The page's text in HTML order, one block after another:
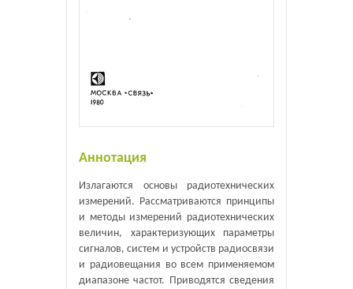
Аннотация
Излагаются основы радиотехнических
измерений. Рассматриваются принципы
и методы измерений радиотехнических
величин, характеризующих параметры
сигналов, систем и устройств радиосвязи
и радиовещания во всем применяемом
диапазоне частот. Приводятся сведения